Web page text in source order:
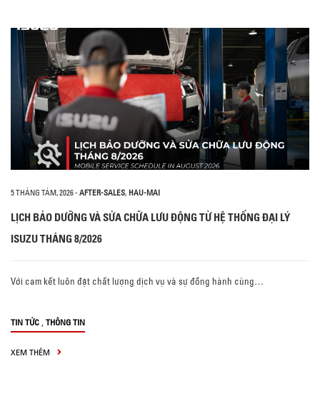
5 THÁNG TÁM, 2026- AFTER-SALES, HAU-MAI
LỊCH BẢO DƯỠNG VÀ SỬA CHỮA LƯU ĐỘNG TỪ HỆ THỐNG ĐẠI LÝ
ISUZU THÁNG 8/2026
Với cam kết luôn đặt chất lượng dịch vụ và sự đồng hành cùng…
TIN TỨC , THÔNG TIN
XEM THÊM